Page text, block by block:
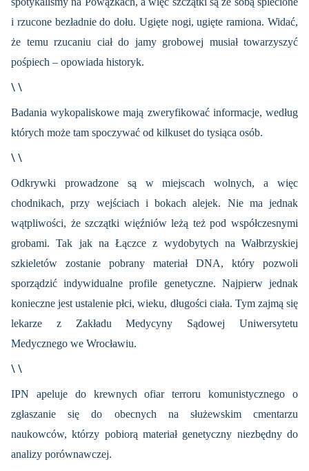
i rzucone bezładnie do dołu. Ugięte nogi, ugięte ramiona. Widać,
że temu rzucaniu ciał do jamy grobowej musiał towarzyszyć
pośpiech – opowiada historyk.
\ \
Badania wykopaliskowe mają zweryfikować informacje, według
których może tam spoczywać od kilkuset do tysiąca osób.
\ \
Odkrywki prowadzone są w miejscach wolnych, a więc
chodnikach, przy wejściach i bokach alejek. Nie ma jednak
wątpliwości, że szczątki więźniów leżą też pod współczesnymi
grobami. Tak jak na Łączce z wydobytych na Wałbrzyskiej
szkieletów zostanie pobrany materiał DNA, który pozwoli
sporządzić indywidualne profile genetyczne. Najpierw jednak
konieczne jest ustalenie płci, wieku, długości ciała. Tym zajmą się
lekarze z Zakładu Medycyny Sądowej Uniwersytetu
Medycznego we Wrocławiu.
\ \
IPN apeluje do krewnych ofiar terroru komunistycznego o
zgłaszanie się do obecnych na służewskim cmentarzu
naukowców, którzy pobiorą materiał genetyczny niezbędny do
analizy porównawczej.